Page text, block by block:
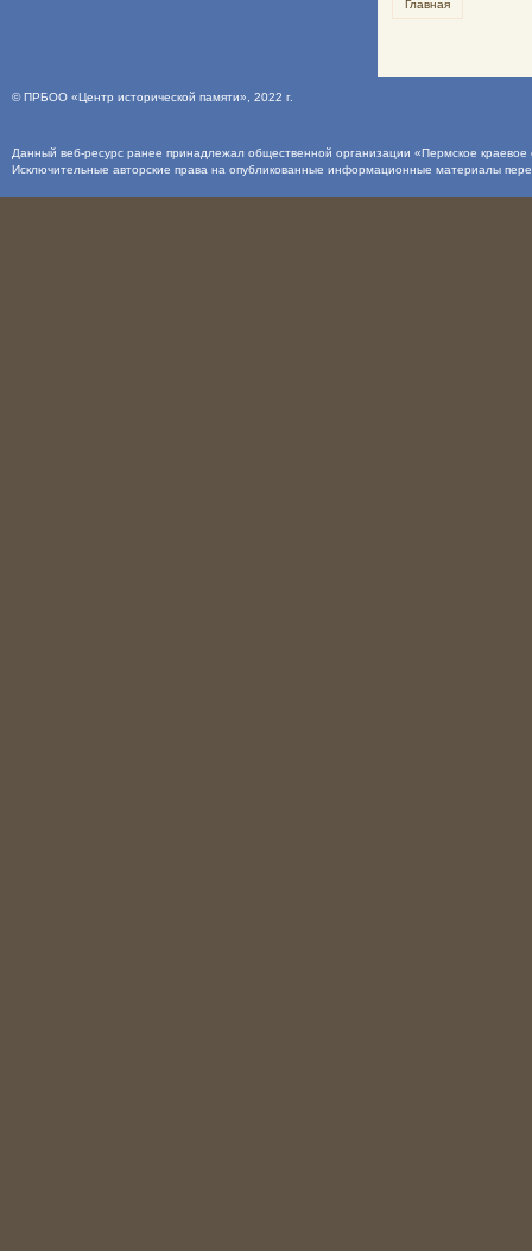
Главная
©ПРБОО «Центр исторической памяти» , 2022 г.
Данный веб-ресурс ранее принадлежал общественной организации «Пермское
Исключительные авторские права на опубликованные информационные материалы